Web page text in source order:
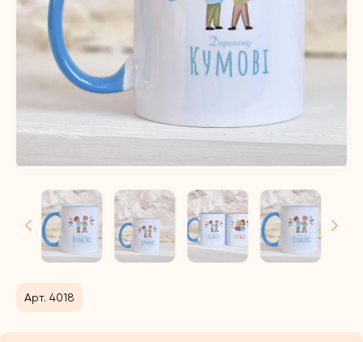
Арт. 4018